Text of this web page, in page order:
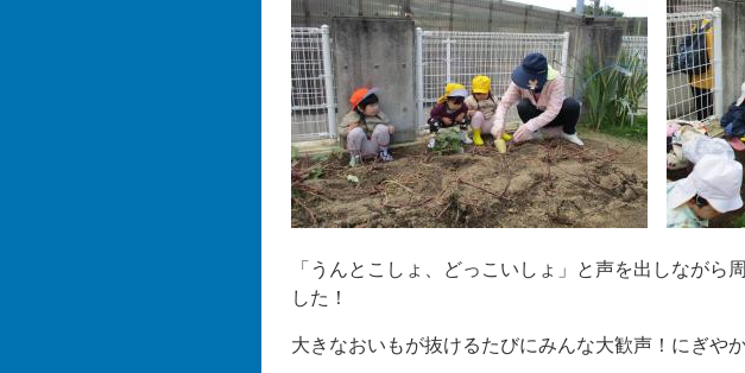
「うんとこしょ、どっこいしょ」と声を出しながら
した！
大きなおいもが抜けるたびにみんな大歓声！にぎや